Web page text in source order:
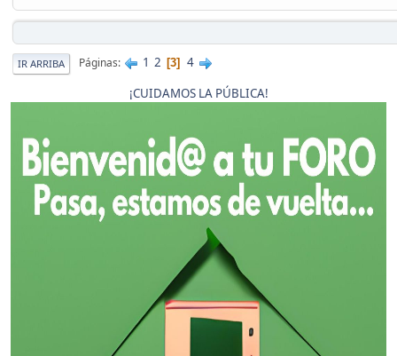
IR ARRIBA Páginas 1 2 3
4
¡CUIDAMOS LA PÚBLICA!